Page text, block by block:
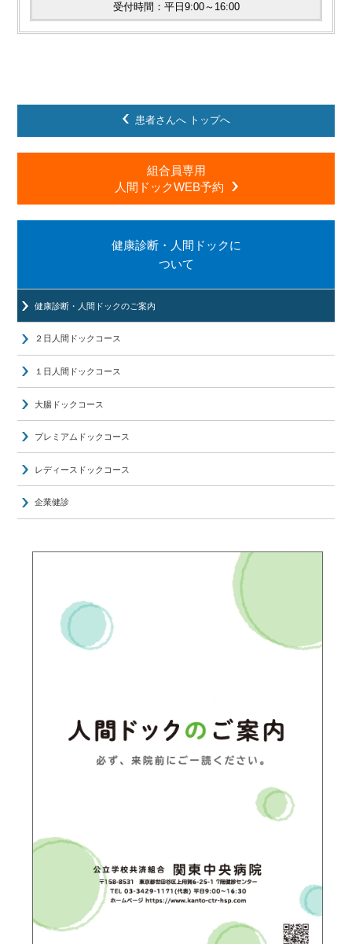
受付時間：平日9:00～16:00
患者さんへ トップへ
組合員専用
人間ドックWEB予約
健康診断・人間ドックに
ついて
健康診断・人間ドックのご案内
２日人間ドックコース
１日人間ドックコース
大腸ドックコース
プレミアムドックコース
レディースドックコース
企業健診